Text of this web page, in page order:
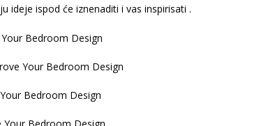
ideje ispod će iznenaditi i vas inspirisati .